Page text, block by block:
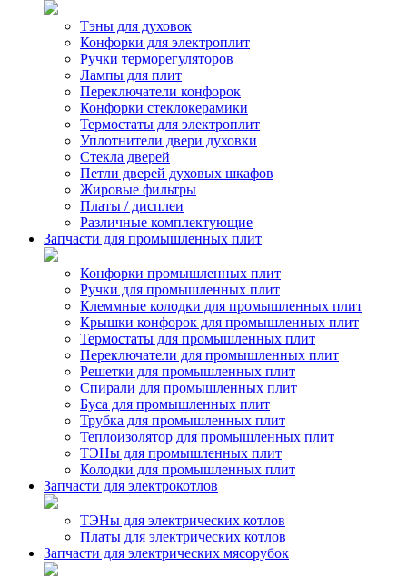
Тэны для духовок
Конфорки для электроплит
Ручки терморегуляторов
Лампы для плит
Переключатели конфорок
Конфорки стеклокерамики
Термостаты для электроплит
Уплотнители двери духовки
Стекла дверей
Петли дверей духовых шкафов
Жировые фильтры
Платы / дисплеи
Различные комплектующие
Запчасти для промышленных плит
Конфорки промышленных плит
Ручки для промышленных плит
Клеммные колодки для промышленных плит
Крышки конфорок для промышленных плит
Термостаты для промышленных плит
Переключатели для промышленных плит
Решетки для промышленных плит
Спирали для промышленных плит
Буса для промышленных плит
Трубка для промышленных плит
Теплоизолятор для промышленных плит
ТЭНы для промышленных плит
Колодки для промышленных плит
Запчасти для электрокотлов
ТЭНы для электрических котлов
Платы для электрических котлов
Запчасти для электрических мясорубок